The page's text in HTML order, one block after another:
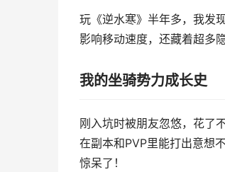
玩《逆水寒》半年多，我发
影响移动速度，还藏着超多
我的坐骑势力成长史
刚入坑时被朋友忽悠，花了
在副本和PVP里能打出意想
惊呆了！